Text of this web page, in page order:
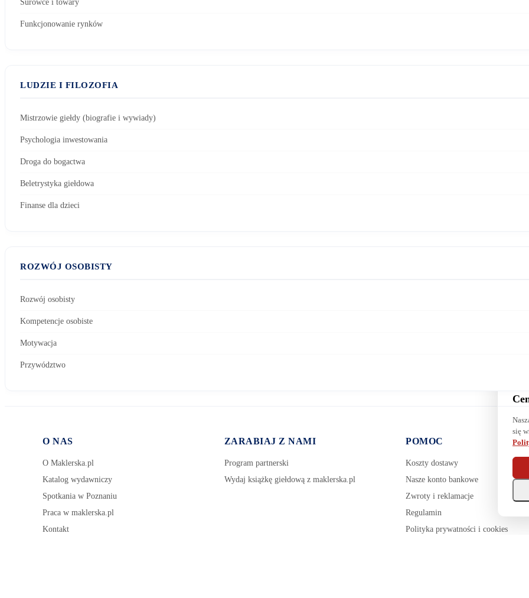
Surowce i towary
Funkcjonowanie rynków
LUDZIE I FILOZOFIA
Mistrzowie giełdy (biografie i wywiady)
Psychologia inwestowania
Droga do bogactwa
Beletrystyka giełdowa
Finanse dla dzieci
ROZWÓJ OSOBISTY
Rozwój osobisty
Kompetencje osobiste
Motywacja
Przywództwo
O NAS
O Maklerska.pl
Katalog wydawniczy
Spotkania w Poznaniu
Praca w maklerska.pl
Kontakt
ZARABIAJ Z NAMI
Program partnerski
Wydaj książkę giełdową z maklerska.pl
POMOC
Koszty dostawy
Nasze konto bankowe
Zwroty i reklamacje
Regulamin
Polityka prywatności i cookies
się